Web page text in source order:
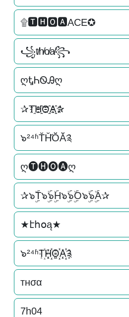
۩🆃🅷🅾🅰ACE✪
꧁t̸h̸o̸a̸꧂
ღᎿᏂᏫᎯღ
✰T҈H҈҈O҈҈A҈҈✰
๖²⁴ʱT̆H̆̆Ŏ̆Ă̆༉
ღ🅣🅗🅞🅐ღ
✰๖ۣۜT๖ۣۜ๖ۣۜH๖ۣۜ๖ۣۜO๖ۣۜ๖ۣۜA✰
★էհօą★
๖²⁴ʱT꙰H꙰꙰O꙰꙰A꙰꙰༉
тнσα
7h04